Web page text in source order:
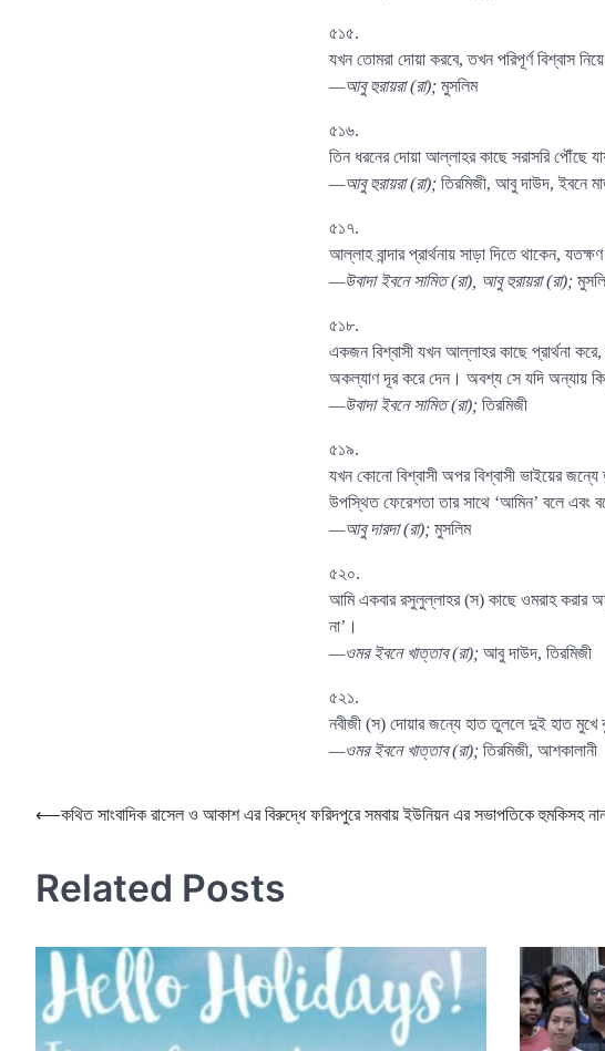
৫১৫.
যখন তোমরা দোয়া করবে, তখন পরিপূর্ণ বিশ্বাস
—আবু হুরায়রা (রা); মুসলিম
৫১৬.
তিন ধরনের দোয়া আল্লাহর কাছে সরাসরি
—আবু হুরায়রা (রা); তিরমিজী, আবু দাউদ, ইবনে
৫১৭.
আল্লাহ বান্দার প্রার্থনায় সাড়া দিতে থাকেন,
—উবাদা ইবনে সামিত (রা), আবু হুরায়রা (রা);
৫১৮.
একজন বিশ্বাসী যখন আল্লাহর কাছে প্রার্থনা
অকল্যাণ দূর করে দেন। অবশ্য সে যদি অন্যায়
—উবাদা ইবনে সামিত (রা); তিরমিজী
৫১৯.
যখন কোনো বিশ্বাসী অপর বিশ্বাসী ভাইয়ের
উপস্থিত ফেরেশতা তার সাথে ‘আমিন’ বলে এবং
—আবু দারদা (রা); মুসলিম
৫২০.
আমি একবার রসুলুল্লাহর (স) কাছে ওমরাহ করার
না’।
—ওমর ইবনে খাত্তাব (রা); আবু দাউদ, তিরমিজী
৫২১.
নবীজী (স) দোয়ার জন্যে হাত তুললে দুই হাত মুখে
—ওমর ইবনে খাত্তাব (রা); তিরমিজী, আশকালানী
Post
⟵কথিত সাংবাদিক রাসেল ও আকাশ এর বিরুদ্ধে ফরিদপুরে সমবায় ইউনিয়ন এর সভাপতিকে হুমকিসহ
Related Posts